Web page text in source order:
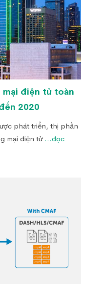
mại điện tử toàn
2020
phát triển, thị phần
mại điện tử ...đọc